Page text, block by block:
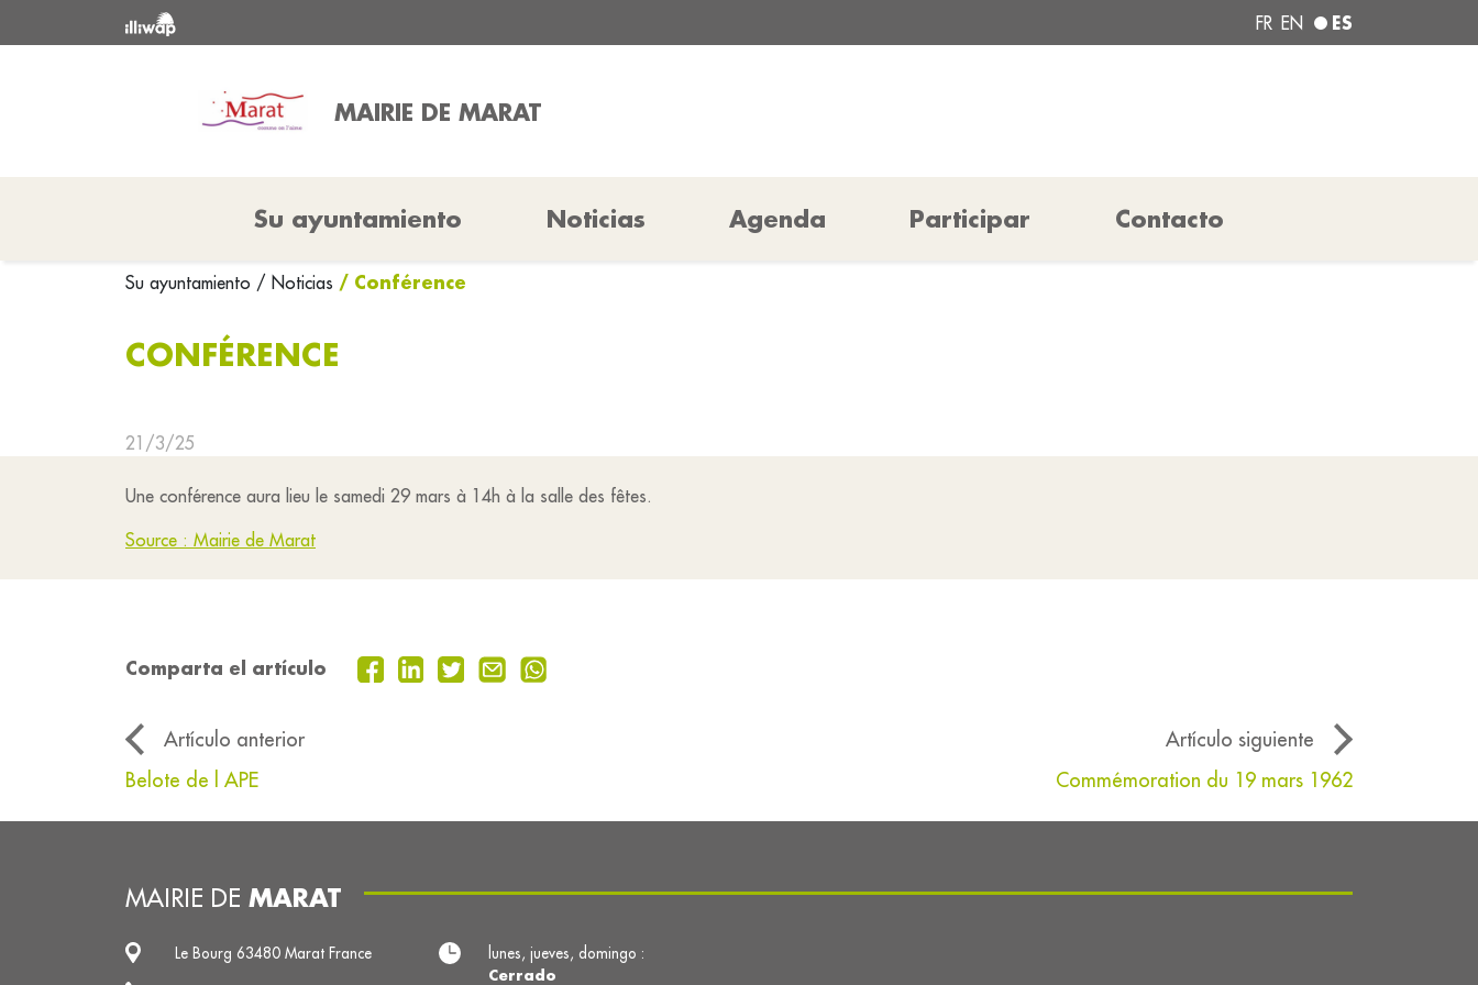
FR EN ES
MAIRIE DE MARAT
Su ayuntamiento Noticias Agenda Participar Contacto
Su ayuntamiento / Noticias / Conférence
CONFÉRENCE
21/3/25
Une conférence aura lieu le samedi 29 mars à 14h à la salle des fêtes.
Source : Mairie de Marat
Comparta el artículo
Artículo anterior
Artículo siguiente
Belote de l APE
Commémoration du 19 mars 1962
MAIRIE DE MARAT
Le Bourg 63480 Marat France
lunes, jueves, domingo :
Cerrado